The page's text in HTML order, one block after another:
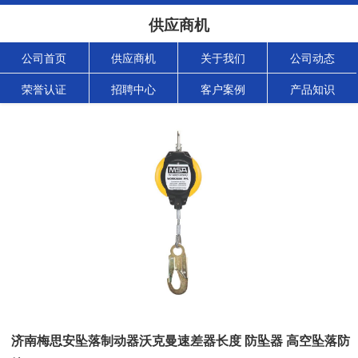
供应商机
公司首页 供应商机 关于我们 公司动态
荣誉认证 招聘中心 客户案例 产品知识
济南梅思安坠落制动器沃克曼速差器长度 防坠器 高空坠落防